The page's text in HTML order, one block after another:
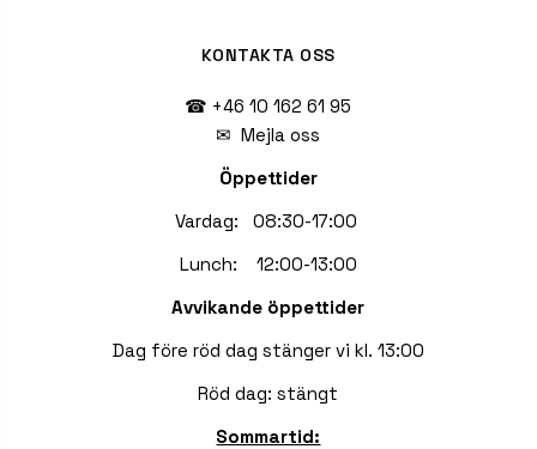
KONTAKTA OSS
☎ +46 10 162 61 95
✉Mejla oss
Öppettider
Vardag: 08:30-17:00
Lunch: 12:00-13:00
Avvikande öppettider
Dag före röd dag stänger vi kl. 13:00
Röd dag: stängt
Sommartid: